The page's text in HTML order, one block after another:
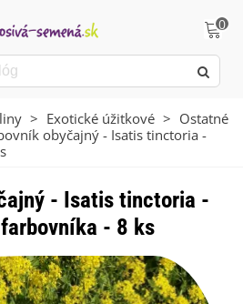
0
> Exotické úžitkové > Ostatné
obyčajný - Isatis tinctoria -
- Isatis tinctoria -
- 8 ks